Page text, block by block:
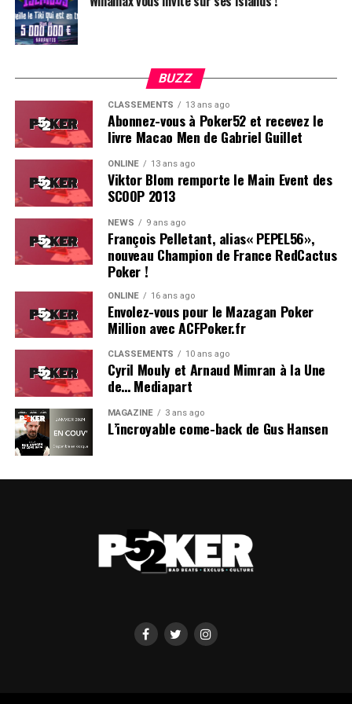
Soleau à gauche, sorti par Logghe au centre
BUZZ
CLASSEMENTS 13 ans ago
Abonnez-vous à Poker52 et recevez le
livre Macao Men de Gabriel Guillet
ONLINE 13 ans ago
Viktor Blom remporte le Main Event des
SCOOP 2013
NEWS 9 ans ago
François Pelletant, alias« PEPEL56»,
nouveau Champion de France RedCactus
Poker !
ONLINE 16 ans ago
Envolez-vous pour le Mazagan Poker
Million avec ACFPoker.fr
CLASSEMENTS 10 ans ago
Cyril Mouly et Arnaud Mimran à la Une
de… Mediapart
MAGAZINE 3 ans ago
L’incroyable come-back de Gus Hansen